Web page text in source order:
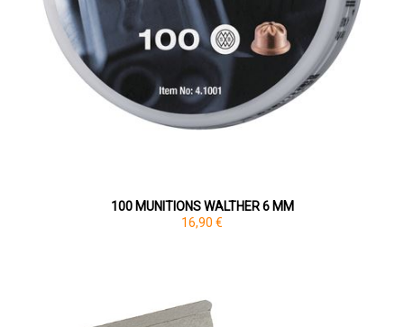
100 MUNITIONS WALTHER 6 MM
16,90 €